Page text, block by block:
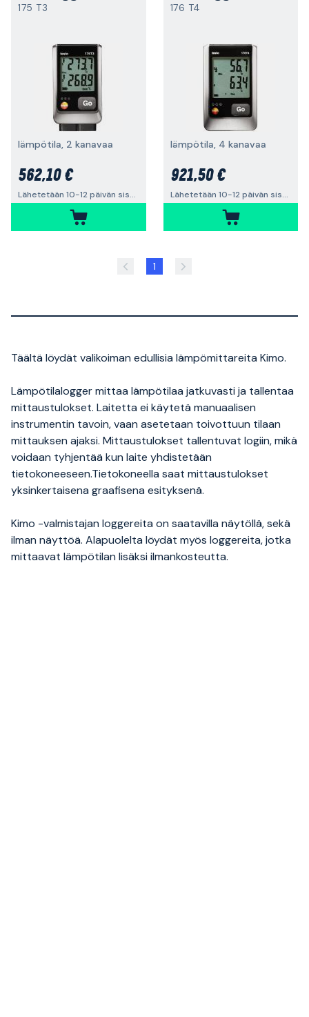
175 T3
lämpötila, 2 kanavaa
562,10 €
Lähetetään 10-12 päivän sisällä
176 T4
lämpötila, 4 kanavaa
921,50 €
Lähetetään 10-12 päivän sisällä
1
Täältä löydät valikoiman edullisia lämpömittareita Kimo.
Lämpötilalogger mittaa lämpötilaa jatkuvasti ja tallentaa
mittaustulokset. Laitetta ei käytetä manuaalisen
instrumentin tavoin, vaan asetetaan toivottuun tilaan
mittauksen ajaksi. Mittaustulokset tallentuvat logiin, mikä
voidaan tyhjentää kun laite yhdistetään
tietokoneeseen.Tietokoneella saat mittaustulokset
yksinkertaisena graafisena esityksenä.
Kimo -valmistajan loggereita on saatavilla näytöllä, sekä
ilman näyttöä. Alapuolelta löydät myös loggereita, jotka
mittaavat lämpötilan lisäksi ilmankosteutta.